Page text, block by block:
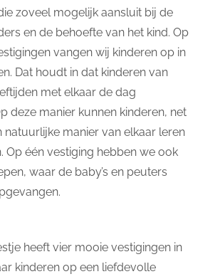
zoveel mogelijk aansluit bij de
en de behoefte van het kind. Op
vangen wij kinderen op in
Dat houdt in dat kinderen van
met elkaar de dag
deze manier kunnen kinderen, net
natuurlijke manier van elkaar leren
Op één vestiging hebben we ook
waar de baby’s en peuters
heeft vier mooie vestigingen in
kinderen op een liefdevolle